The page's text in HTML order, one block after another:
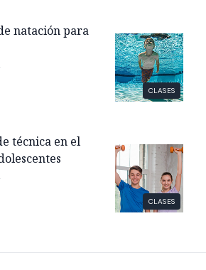
CLASES
natación para
CLASES
técnica en el